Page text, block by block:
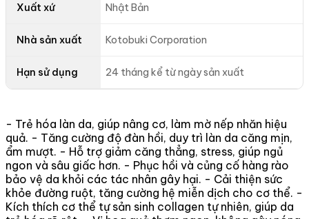
Xuất xứ Nhật Bản
Nhà sản xuất Kotobuki Corporation
Hạn sử dụng 24 tháng kể từ ngày sản xuất
- Trẻ hóa làn da, giúp nâng cơ, làm mờ nếp nhăn hiệu
quả. - Tăng cường độ đàn hồi, duy trì làn da căng mịn,
ẩm mượt. - Hỗ trợ giảm căng thẳng, stress, giúp ngủ
ngon và sâu giấc hơn. - Phục hồi và củng cố hàng rào
bảo vệ da khỏi các tác nhân gây hại. - Cải thiện sức
khỏe đường ruột, tăng cường hệ miễn dịch cho cơ thể. -
Kích thích cơ thể tự sản sinh collagen tự nhiên, giúp da